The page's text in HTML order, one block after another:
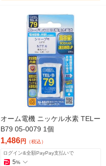
オーム電機 ニッケル水素 TELー
B79 05-0079 1個
1,486円 （税込）
ログイン&全額PayPay支払いで
5%